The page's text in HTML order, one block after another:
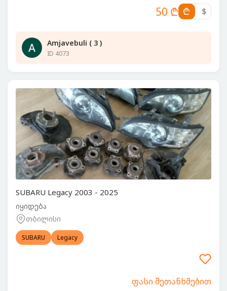
50 ₾ ₾ $
Amjavebuli ( 3 )
ID 4073
SUBARU Legacy 2003 - 2025
იყიდება
თბილისი
SUBARU Legacy
ფასი შეთანხმებით